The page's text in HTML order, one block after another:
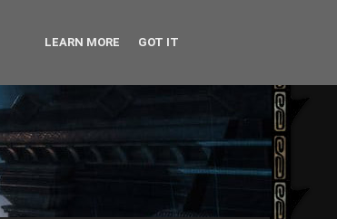
LEARN MORE GOT IT